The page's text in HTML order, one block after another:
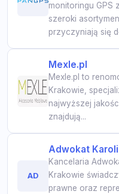
monitoringu GPS
szeroki
przyczyniają się
Mexle.pl
Mexle.pl to
Krakowie,
najwyższej
znajdują...
AD
Adwokat
Kancelaria
Krakowie
prawne oraz